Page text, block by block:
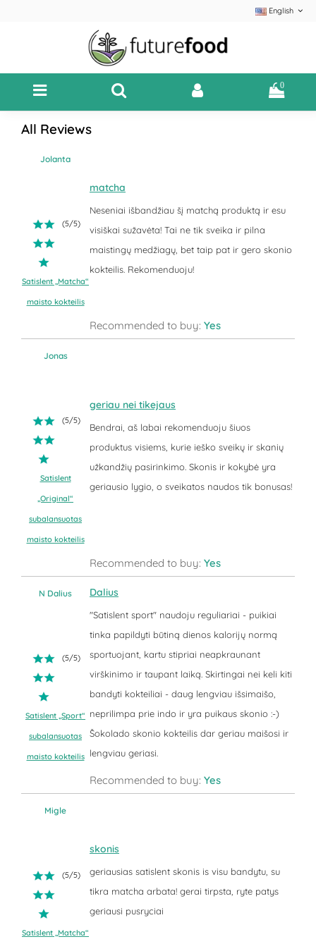
English
0
All Reviews
Jolanta
(5/5)
Satislent „Matcha“
maisto kokteilis
matcha
Neseniai išbandžiau šį matchą produktą ir esu
visiškai sužavėta! Tai ne tik sveika ir pilna
maistingų medžiagų, bet taip pat ir gero skonio
kokteilis. Rekomenduoju!
Recommended to buy: Yes
Jonas
(5/5)
Satislent
„Original“
subalansuotas
maisto kokteilis
geriau nei tikejaus
Bendrai, aš labai rekomenduoju šiuos
produktus visiems, kurie ieško sveikų ir skanių
užkandžių pasirinkimo. Skonis ir kokybė yra
geriausio lygio, o sveikatos naudos tik bonusas!
Recommended to buy: Yes
N Dalius
(5/5)
Satislent „Sport“
subalansuotas
maisto kokteilis
Dalius
"Satislent sport" naudoju reguliariai - puikiai
tinka papildyti būtiną dienos kalorijų normą
sportuojant, kartu stipriai neapkraunant
virškinimo ir taupant laiką. Skirtingai nei keli kiti
bandyti kokteiliai - daug lengviau išsimaišo,
neprilimpa prie indo ir yra puikaus skonio :-)
Šokolado skonio kokteilis dar geriau maišosi ir
lengviau geriasi.
Recommended to buy: Yes
Migle
(5/5)
Satislent „Matcha“
skonis
geriausias satislent skonis is visu bandytu, su
tikra matcha arbata! gerai tirpsta, ryte patys
geriausi pusryciai